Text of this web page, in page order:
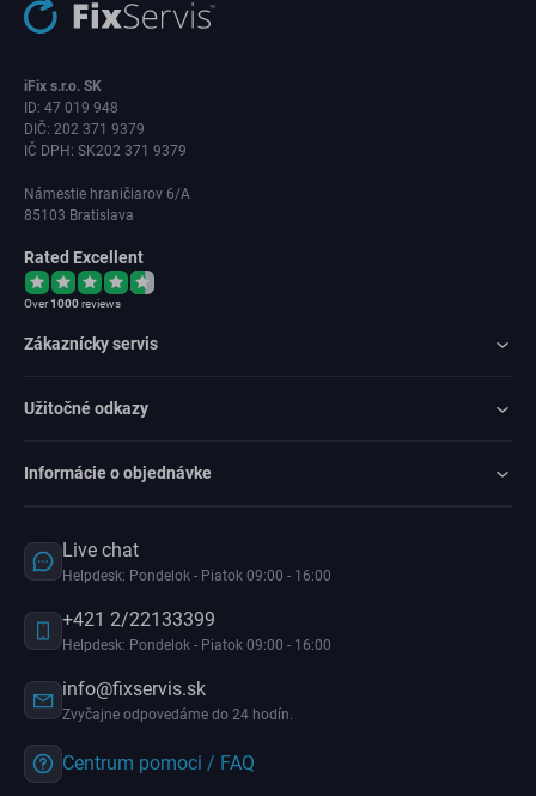
iFix s.r.o. SK
ID: 47 019 948
DIČ: 202 371 9379
IČ DPH: SK202 371 9379
Námestie hraničiarov 6/A
85103 Bratislava
Rated Excellent
Over1000reviews
Zákaznícky servis
Užitočné odkazy
Informácie o objednávke
Live chat
Helpdesk: Pondelok - Piatok 09:00 - 16:00
+421 2/22133399
Helpdesk: Pondelok - Piatok 09:00 - 16:00
info@fixservis.sk
Zvyčajne odpovedáme do 24 hodín.
Centrum pomoci / FAQ